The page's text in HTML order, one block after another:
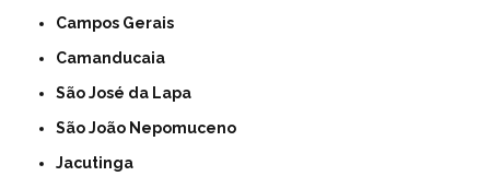
Campos Gerais
Camanducaia
São José da Lapa
São João Nepomuceno
Jacutinga